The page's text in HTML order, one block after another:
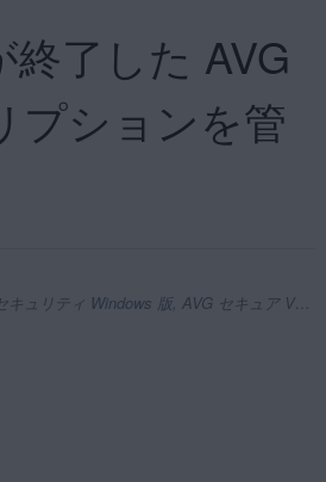
終了した AVG
プションを管
対象: AVG インターネット セキュリティ Windows 版, AVG セキュア VPN Windows 版, AVG チューンナップ Windows 版, AVG アンチトラック Windows 版, AVG インターネット セキュリティ Mac 版, AVG セキュア VPN Mac 版, AVG チューンナップ Mac 版, AVG アンチトラック Mac 版